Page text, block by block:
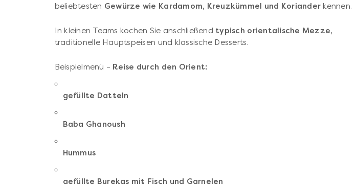
beliebtesten Gewürze wie Kardamom, Kreuzkümmel und Koriander kennen.
In kleinen Teams kochen Sie anschließend typisch orientalische Mezze,
traditionelle Hauptspeisen und klassische Desserts.
Beispielmenü – Reise durch den Orient:
gefüllte Datteln
Baba Ghanoush
Hummus
gefüllte Burekas mit Fisch und Garnelen